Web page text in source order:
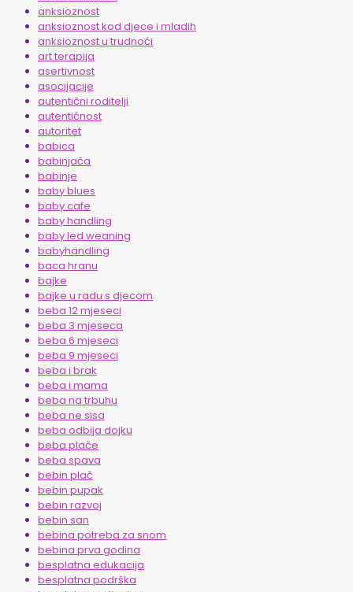
anksioznost
anksioznost kod djece i mladih
anksioznost u trudnoći
art terapija
asertivnost
asocijacije
autentični roditelji
autentičnost
autoritet
babica
babinjača
babinje
baby blues
baby cafe
baby handling
baby led weaning
babyhandling
baca hranu
bajke
bajke u radu s djecom
beba 12 mjeseci
beba 3 mjeseca
beba 6 mjeseci
beba 9 mjeseci
beba i brak
beba i mama
beba na trbuhu
beba ne sisa
beba odbija dojku
beba plače
beba spava
bebin plač
bebin pupak
bebin razvoj
bebin san
bebina potreba za snom
bebina prva godina
besplatna edukacija
besplatna podrška